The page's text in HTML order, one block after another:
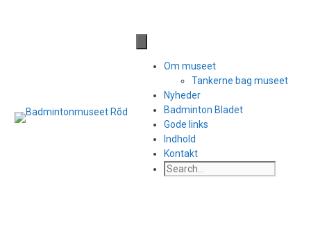
Til side med facebook links
Om museet
Tankerne bag museet
Nyheder
Badminton Bladet
Gode links
Indhold
Kontakt